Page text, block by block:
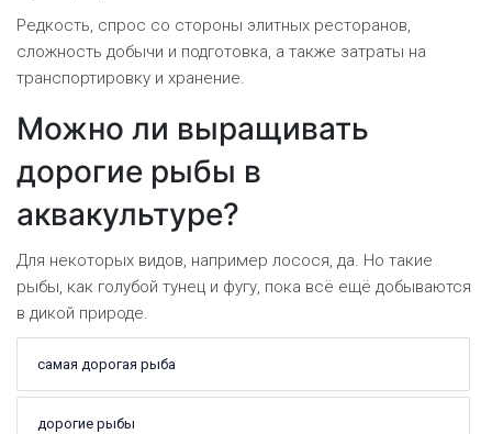
Редкость, спрос со стороны элитных ресторанов,
сложность добычи и подготовка, а также затраты на
транспортировку и хранение.
Можно ли выращивать
дорогие рыбы в
аквакультуре?
Для некоторых видов, например лосося, да. Но такие
рыбы, как голубой тунец и фугу, пока всё ещё добываются
в дикой природе.
самая дорогая рыба
дорогие рыбы